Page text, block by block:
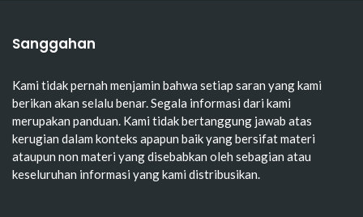
Sanggahan
Kami tidak pernah menjamin bahwa setiap saran yang kami
berikan akan selalu benar. Segala informasi dari kami
merupakan panduan. Kami tidak bertanggung jawab atas
kerugian dalam konteks apapun baik yang bersifat materi
ataupun non materi yang disebabkan oleh sebagian atau
keseluruhan informasi yang kami distribusikan.